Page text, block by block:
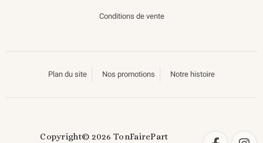
Conditions de vente
Plan du site Nos promotions Notre histoire
Copyright© 2026 TonFairePart